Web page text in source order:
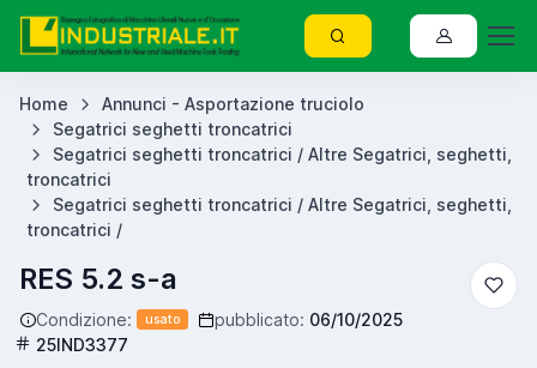
Home
Annunci - Asportazione truciolo
Segatrici seghetti troncatrici
Segatrici seghetti troncatrici / Altre Segatrici, seghetti,
troncatrici
Segatrici seghetti troncatrici / Altre Segatrici, seghetti,
troncatrici /
RES 5.2 s-a
Condizione: usato pubblicato: 06/10/2025
25IND3377